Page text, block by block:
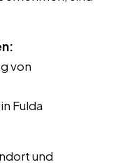
von
Fulda
und